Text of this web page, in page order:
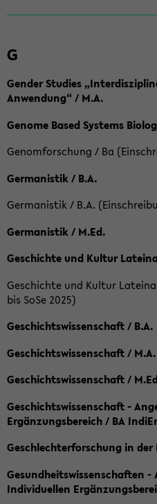
G
Gender Studies
Anwendung“ / M.A.
Genome Based Systems
Genomforschung / Ba
Germanistik / B.A.
Germanistik / B.A.
Germanistik / M.Ed.
Geschichte und Kultur
Geschichte und Kultur
bis SoSe 2025)
Geschichtswissenschaft / B.A.
Geschichtswissenschaft / M.A.
Geschichtswissenschaft /
Geschichtswissenschaft -
Ergänzungsbereich / BA
Geschlechterforschung in der
Gesundheitswissenschaften -
Individuellen